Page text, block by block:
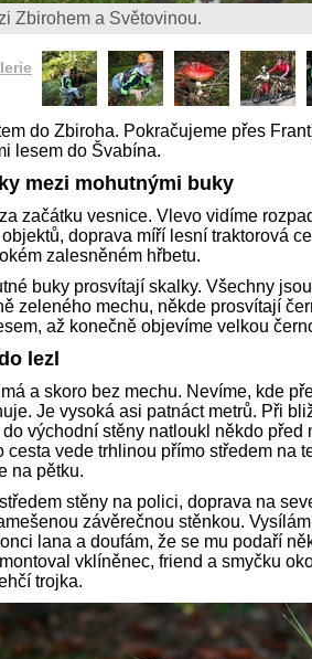
Zbirohem a Světovinou.
do Zbiroha. Pokračujeme přes
lesem do Švabína.
mezi mohutnými buky
začátku vesnice. Vlevo vidíme
doprava míří lesní traktorová
zalesněném hřbetu.
buky prosvítají skalky. Všechny
zeleného mechu, někde prosvítají
až konečně objevíme velkou
lezl
a skoro bez mechu. Nevíme, kde
Je vysoká asi patnáct metrů. Při
východní stěny natloukl někdo před
cesta vede trhlinou přímo středem na
na pětku.
stěny na polici, doprava na
závěrečnou stěnkou.
lana a doufám, že se mu podaří
vklíněnec, friend a smyčku
trojka.